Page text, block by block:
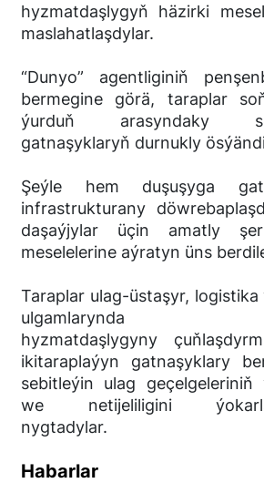
hyzmatdaşlygyň häzirki
maslahatlaşdylar.
“Dunyo” agentliginiň
bermegine görä, taraplar
ýurduň arasyndaky
gatnaşyklaryň durnukly
Şeýle hem duşuşyga
infrastrukturany
daşaýjylar üçin amatly
meselelerine aýratyn üns
Taraplar ulag-üstaşyr,
ulgamlarynda
hyzmatdaşlygyny
ikitaraplaýyn gatnaşyklary
sebitleýin ulag geçelgeleriniň
we netijeliligini
nygtadylar.
Habarlar